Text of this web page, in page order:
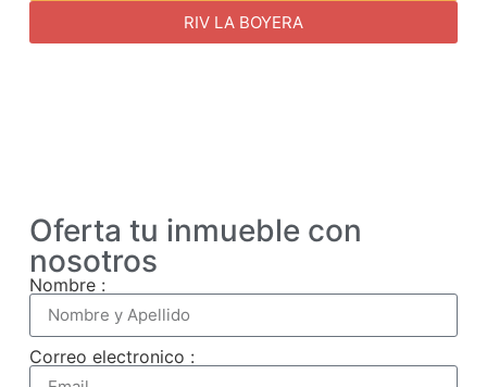
RIV LA BOYERA
Oferta tu inmueble con
nosotros
Nombre :
Correo electronico :